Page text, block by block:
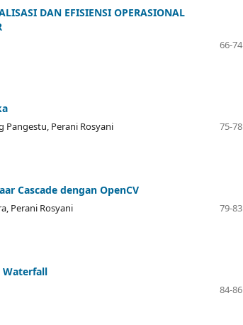
DAN EFISIENSI OPERASIONAL
66-74
Pangestu, Perani Rosyani
75-78
Cascade dengan OpenCV
Perani Rosyani
79-83
Waterfall
84-86